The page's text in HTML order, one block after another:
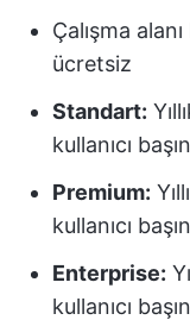
Çalışma
ücretsiz
Standart:
kullanıcı
Premium:
kullanıcı
Enterprise:
kullanıcı